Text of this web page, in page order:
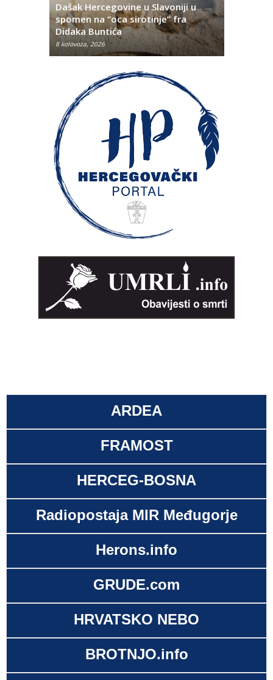
Dašak Hercegovine u Slavoniji u
spomen na “oca sirotinje” fra
Didaka Buntića
8 kolovoza, 2026
ARDEA
FRAMOST
HERCEG-BOSNA
Radiopostaja MIR Međugorje
Herons.info
GRUDE.com
HRVATSKO NEBO
BROTNJO.info